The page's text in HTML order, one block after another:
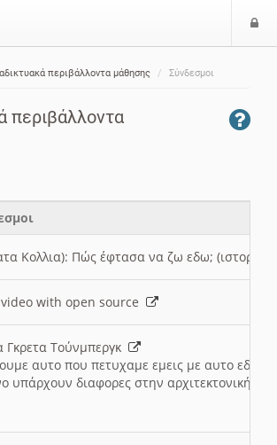
περιβάλλοντα μάθησης Σύνδεσμοι
περιβάλλοντα
Κολλια): Πώς έφτασα να ζω εδω; (ιστορια)
with open source
Γκρετα Τούνμπεργκ
αυτο που πετυχαμε εμεις με αυτο εδω
υπάρχουν διαφορες στην αρχιτεκτονική